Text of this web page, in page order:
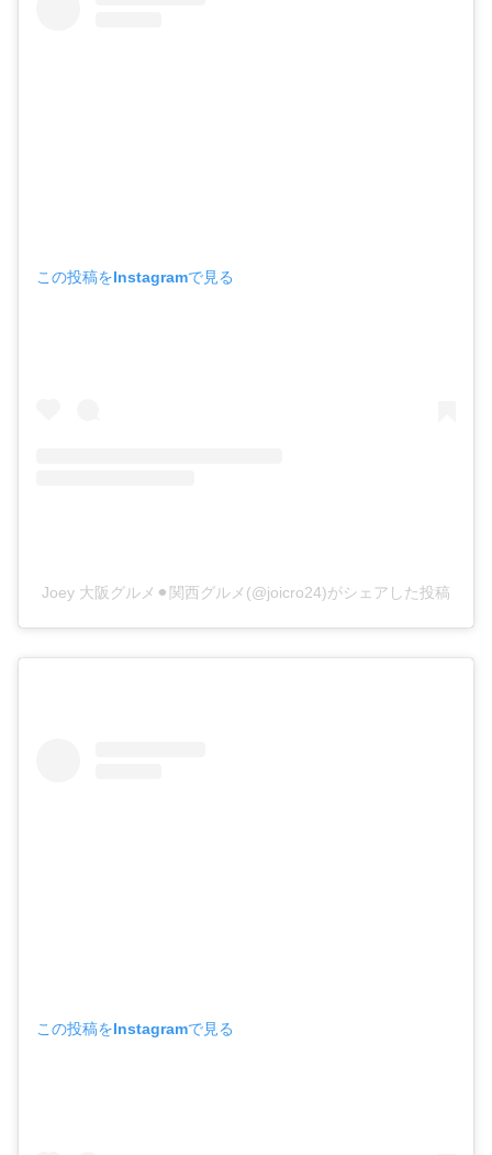
この投稿をInstagramで見る
Joey 大阪グルメ⚫︎関西グルメ(@joicro24)がシェアした投稿
この投稿をInstagramで見る